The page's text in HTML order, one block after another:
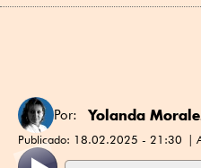
Por: Yolanda
Publicado: 18.02.2025 - 21:30